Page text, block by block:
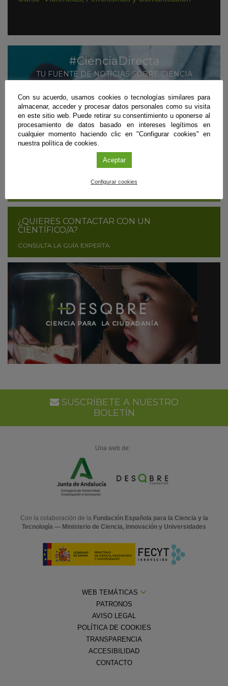
#CienciaDirecta
TU FUENTE DE NOTICIAS SOBRE CIENCIA
MÁS INFORMACIÓN
SUSCRÍBETE
¿ERES CIENTÍFICO/A Y QUIERES DIFUNDIR
¿QUIERES CONTACTAR CON UN
CIENTÍFICO/A?
CONSULTA LA GUÍA EXPERTA
SUSCRÍBETE A NUESTRO
BOLETÍN
Una web de:
Con la colaboración de la Fundación Española para la Ciencia y la
Tecnología — Ministerio de Ciencia, Innovación y Universidades
WEB TEMÁTICAS
PATRONOS
AVISO LEGAL
POLÍTICA DE COOKIES
TRANSPARENCIA
ACCESIBILIDAD
CONTACTO
Con su acuerdo, usamos cookies o tecnologías similares para
almacenar, acceder y procesar datos personales como su visita
en este sitio web. Puede retirar su consentimiento u oponerse al
procesamiento de datos basado en intereses legítimos en
cualquier momento haciendo clic en "Configurar cookies" en
nuestra política de cookies.
Aceptar
Configurar cookies